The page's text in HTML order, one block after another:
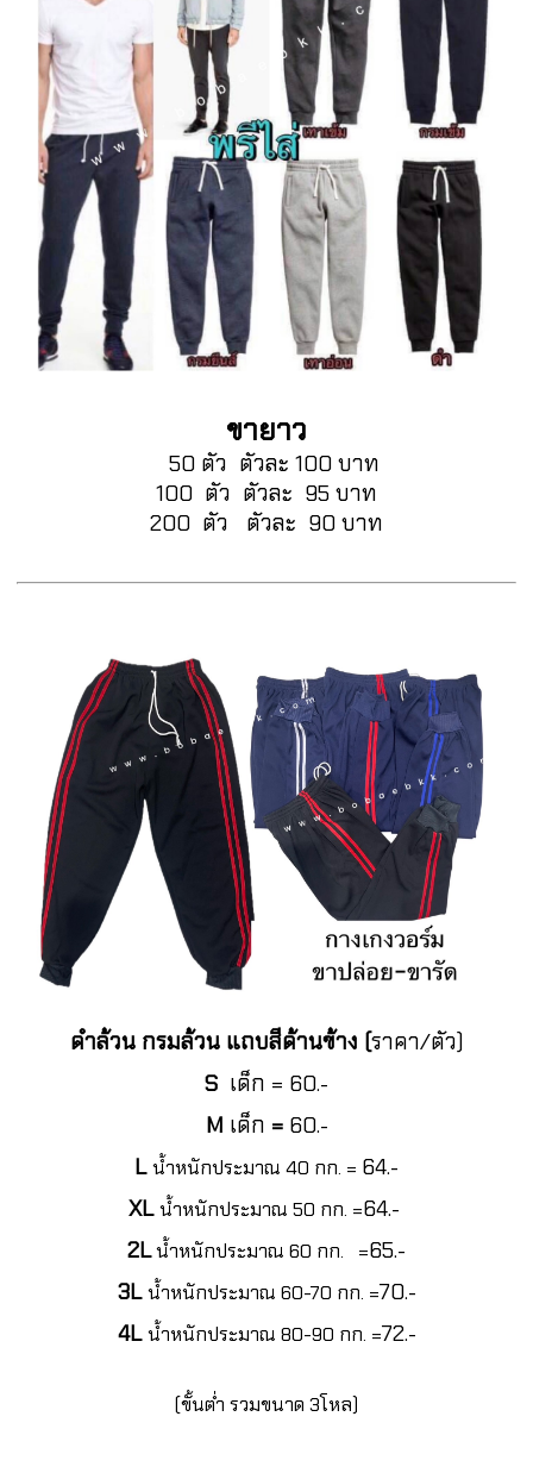
ขายาว
50 ตัว ตัวละ 100 บาท
100 ตัว ตัวละ 95 บาท
200 ตัว ตัวละ 90 บาท
ดำล้วน กรมล้วน แถบสีด้านข้าง (ราคา/ตัว)
S เด็ก = 60.-
M เด็ก = 60.-
Lน้ำหนักประมาณ 40 กก. = 64.-
XLน้ำหนักประมาณ 50 กก. =64.-
2Lน้ำหนักประมาณ 60 กก. =65.-
3L น้ำหนักประมาณ 60-70 กก. =70.-
4Lน้ำหนักประมาณ 80-90 กก. =72.-
(ขั้นต่ำ รวมขนาด 3โหล)